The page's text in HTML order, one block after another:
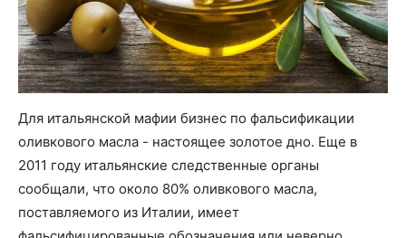
Для итальянской мафии бизнес по фальсификации
оливкового масла - настоящее золотое дно. Еще в
2011 году итальянские следственные органы
сообщали, что около 80% оливкового масла,
поставляемого из Италии, имеет